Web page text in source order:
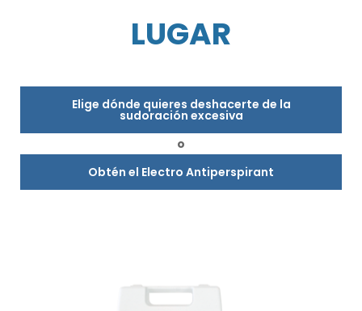
LUGAR
Elige dónde quieres deshacerte de la
sudoración excesiva
o
Obtén el Electro Antiperspirant